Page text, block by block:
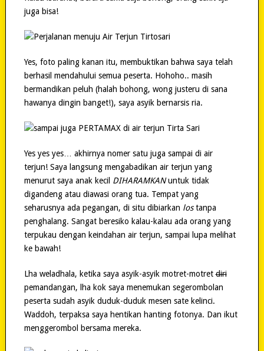
juga bisa!
Yes, foto paling kanan itu, membuktikan bahwa saya telah
berhasil mendahului semua peserta. Hohoho.. masih
bermandikan peluh (halah bohong, wong justeru di sana
hawanya dingin banget!), saya asyik bernarsis ria.
Yes yes yes… akhirnya nomer satu juga sampai di air
terjun! Saya langsung mengabadikan air terjun yang
menurut saya anak kecil DIHARAMKANuntuk tidak
digandeng atau diawasi orang tua. Tempat yang
seharusnya ada pegangan, di situ dibiarkan lostanpa
penghalang. Sangat beresiko kalau-kalau ada orang yang
terpukau dengan keindahan air terjun, sampai lupa melihat
ke bawah!
Lha weladhala, ketika saya asyik-asyik motret-motretdiri
pemandangan, lha kok saya menemukan segerombolan
peserta sudah asyik duduk-duduk mesen sate kelinci.
Waddoh, terpaksa saya hentikan hanting fotonya. Dan ikut
menggerombol bersama mereka.